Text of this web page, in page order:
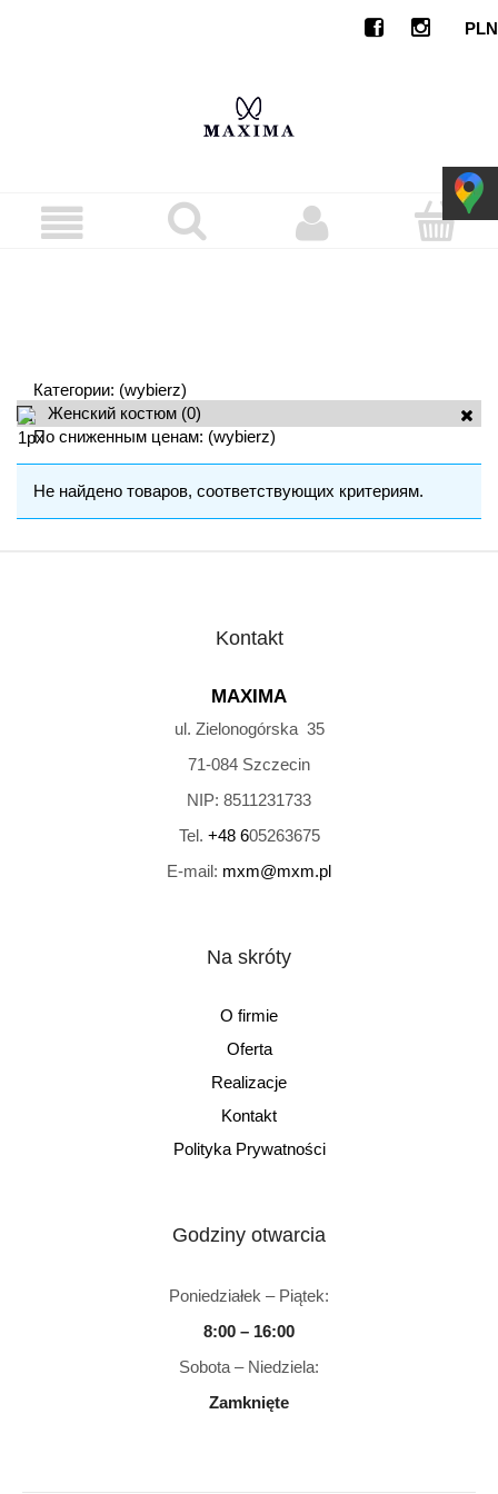
Категории: (wybierz)
Женский костюм (0)
По сниженным ценам: (wybierz)
Не найдено товаров, соответствующих критериям.
Kontakt
MAXIMA
ul. Zielonogórska 35
71-084 Szczecin
NIP: 8511231733
Tel. +48 605263675
E-mail: mxm@mxm.pl
Na skróty
O firmie
Oferta
Realizacje
Kontakt
Polityka Prywatności
Godziny otwarcia
Poniedziałek – Piątek:
8:00 – 16:00
Sobota – Niedziela:
Zamknięte